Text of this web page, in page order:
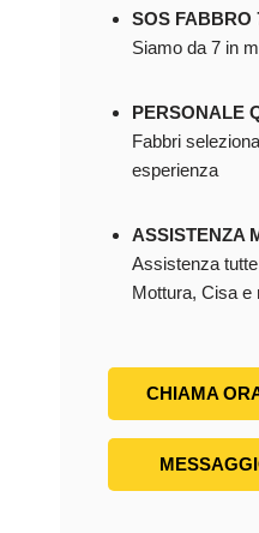
SOS FABBRO
Siamo da 7 in
PERSONALE
Fabbri
esperienza
ASSISTENZA
Assistenza
Mottura, Cisa e
CHIAMA